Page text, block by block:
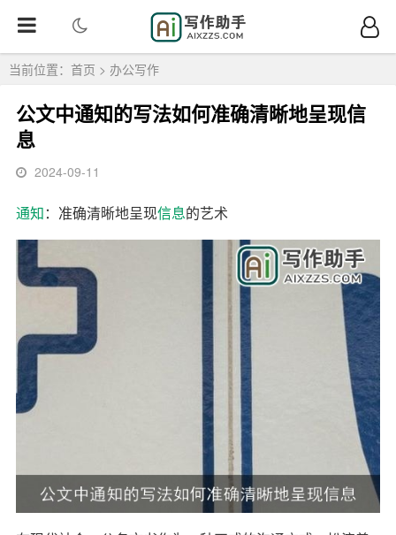
当前位置： 首页 > 办公写作
公文中通知的写法如何准确清晰地呈现信
息
2024-09-11
通知：准确清晰地呈现信息的艺术